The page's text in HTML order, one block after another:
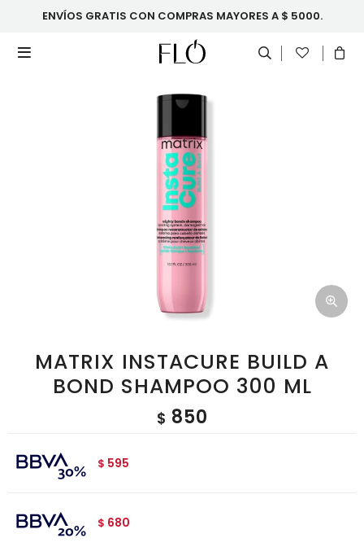
ENVÍOS GRATIS CON COMPRAS MAYORES A $ 5000.

MATRIX INSTACURE BUILD A
BOND SHAMPOO 300 ML
$ 850
$ 595
$ 680